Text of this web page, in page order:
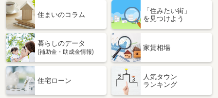
住まいのコラム
「住みたい街」
を見つけよう
暮らしのデータ
(補助金・助成金情報)
家賃相場
住宅ローン
人気タウン
ランキング